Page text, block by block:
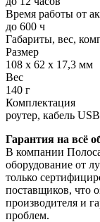
Время работы от
до 600 ч
Габариты, вес,
Размер
108 x 62 x 17,3 мм
Вес
140 г
Комплектация
роутер, кабель
Гарантия на всё
В компании Полоса
оборудование от
только
поставщиков, что
производителя и
проблем.